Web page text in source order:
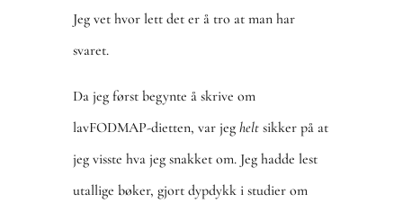
Jeg vet hvor lett det er å tro at man har
svaret.
Da jeg først begynte å skrive om
lavFODMAP-dietten, var jeg heltsikker på at
jeg visste hva jeg snakket om. Jeg hadde lest
utallige bøker, gjort dypdykk i studier om